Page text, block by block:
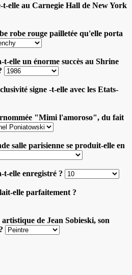
elle au Carnegie Hall de New York
robe rouge pailletée qu'elle porta
elle un énorme succès au Shrine
signe -t-elle avec les Etats-
"Mimi l'amoroso", du fait
salle parisienne se produit-elle en
t-elle enregistré ?
elle parfaitement ?
de Jean Sobieski, son